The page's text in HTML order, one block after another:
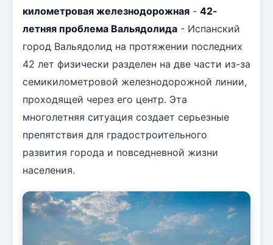
километровая железнодорожная - 42-
летняя проблема Вальядолида - Испанский
город Вальядолид на протяжении последних
42 лет физически разделен на две части из-за
семикилометровой железнодорожной линии,
проходящей через его центр. Эта
многолетняя ситуация создает серьезные
препятствия для градостроительного
развития города и повседневной жизни
населения.